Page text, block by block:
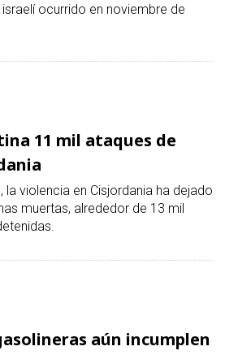
ocurrido en noviembre de
11 mil ataques de
la violencia en Cisjordania ha dejado
muertas, alrededor de 13 mil
aún incumplen